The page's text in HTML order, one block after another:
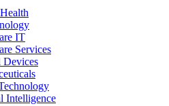
IT
Services
Devices
Intelligence